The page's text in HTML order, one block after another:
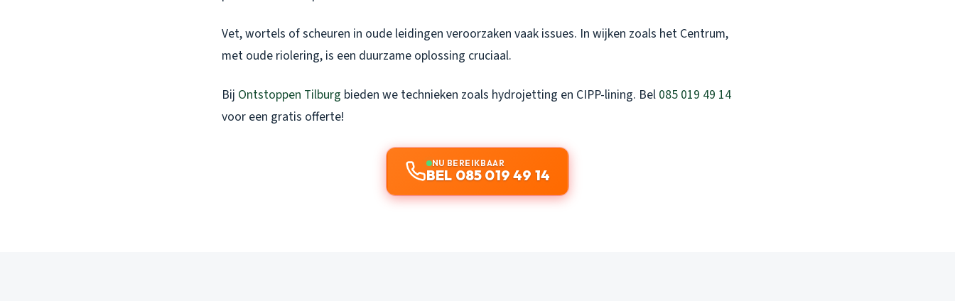
Vet, wortels of scheuren in oude leidingen veroorzaken vaak issues. In wijken zoals het Centrum,
met oude riolering, is een duurzame oplossing cruciaal.
Bij Ontstoppen Tilburg bieden we technieken zoals hydrojetting en CIPP-lining. Bel 085 019 49 14
voor een gratis offerte!
NU BEREIKBAAR
BEL 085 019 49 14